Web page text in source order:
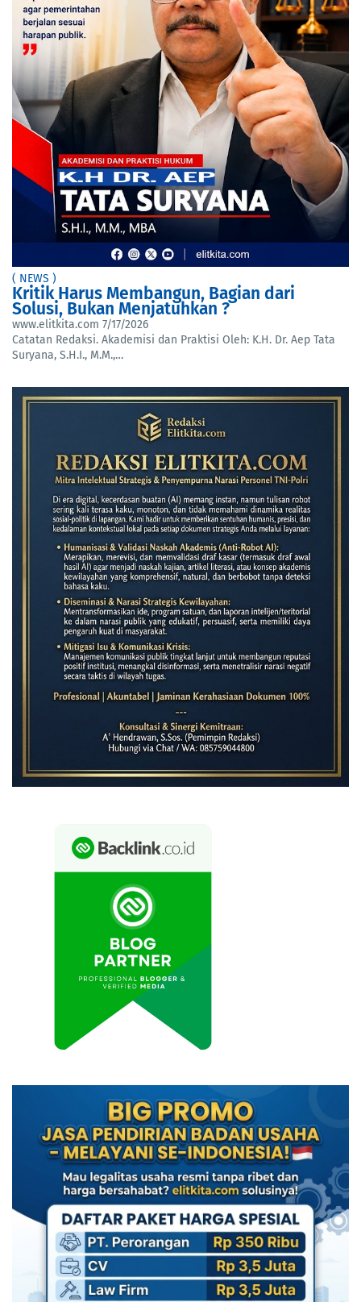
( NEWS )
Kritik Harus Membangun, Bagian dari
Solusi, Bukan Menjatuhkan ?
www.elitkita.com 7/17/2026
Catatan Redaksi. Akademisi dan Praktisi Oleh: K.H. Dr. Aep Tata
Suryana, S.H.I., M.M.,…